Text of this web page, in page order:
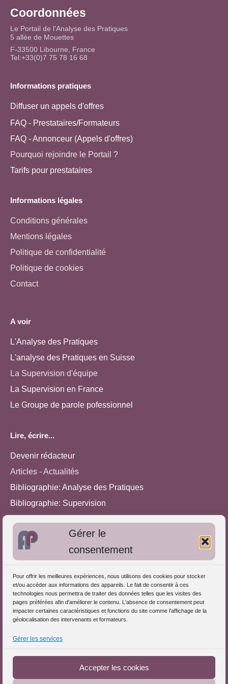
Gérer le
consentement
Pour offrir les meilleures expériences, nous utilisons des cookies pour stocker
et/ou accéder aux informations des appareils. Le fait de consentir à ces
technologies nous permettra de traiter des données telles que les visites des
pages préférées afin d'améliorer le contenu. L'absence de consentement peut
impacter certaines caractéristiques et fonctions du site comme l'affichage de la
géolocalisation des intervenants et formateurs.
Gérer les services
Accepter les cookies
Coordonnées
Le Portail de l'Analyse des Pratiques
5 allée de Mouettes
F-33500 Libourne, France
Tel:+33(0)7 75 78 16 68
Informations pratiques
Diffuser un appels d'offres
FAQ - Prestataires/Formateurs
FAQ - Annonceur (Appels d'offres)
Pourquoi rejoindre le Portail ?
Tarifs pour prestataires
Informations légales
Conditions générales
Mentions légales
Politique de confidentialité
Politique de cookies
Contact
A voir
L'Analyse des Pratiques
L'analyse des Pratiques en Suisse
La Supervision d'équipe
La Supervision en France
Le Groupe de parole pofessionnel
Lire, écrire...
Devenir rédacteur
Articles - Actualités
Bibliographie: Analyse des Pratiques
Bibliographie: Supervision
Approches de l'Analyse des pratiques
S'inscrire dans l'Annuaire
Publiez vos formations
Charte déontologique
Téléchargez le Guide